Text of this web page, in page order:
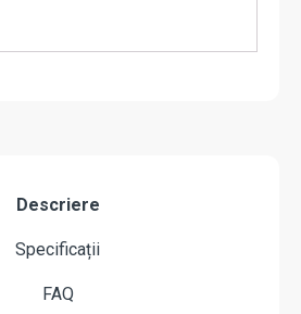
Descriere
Specificații
FAQ